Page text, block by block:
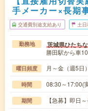
手メーカー×長期
交通費別途支給あり 土
勤務地 茨城県ひたち
勝田駅から車
曜日頻度 月～金（週5
時間 08:30～17:00(
期間 【急募】即日